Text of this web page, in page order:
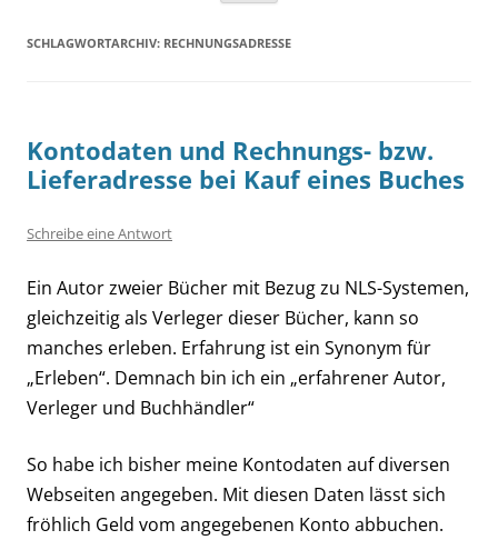
SCHLAGWORTARCHIV: RECHNUNGSADRESSE
Kontodaten und Rechnungs- bzw.
Lieferadresse bei Kauf eines Buches
Schreibe eine Antwort
Ein Autor zweier Bücher mit Bezug zu NLS-Systemen,
gleichzeitig als Verleger dieser Bücher, kann so
manches erleben. Erfahrung ist ein Synonym für
„Erleben“. Demnach bin ich ein „erfahrener Autor,
Verleger und Buchhändler“
So habe ich bisher meine Kontodaten auf diversen
Webseiten angegeben. Mit diesen Daten lässt sich
fröhlich Geld vom angegebenen Konto abbuchen.